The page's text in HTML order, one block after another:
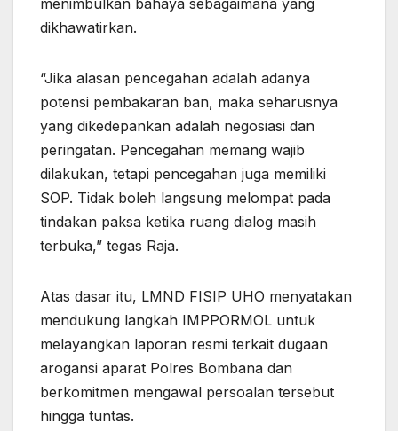
menimbulkan bahaya sebagaimana yang
dikhawatirkan.
“Jika alasan pencegahan adalah adanya
potensi pembakaran ban, maka seharusnya
yang dikedepankan adalah negosiasi dan
peringatan. Pencegahan memang wajib
dilakukan, tetapi pencegahan juga memiliki
SOP. Tidak boleh langsung melompat pada
tindakan paksa ketika ruang dialog masih
terbuka,” tegas Raja.
Atas dasar itu, LMND FISIP UHO menyatakan
mendukung langkah IMPPORMOL untuk
melayangkan laporan resmi terkait dugaan
arogansi aparat Polres Bombana dan
berkomitmen mengawal persoalan tersebut
hingga tuntas.